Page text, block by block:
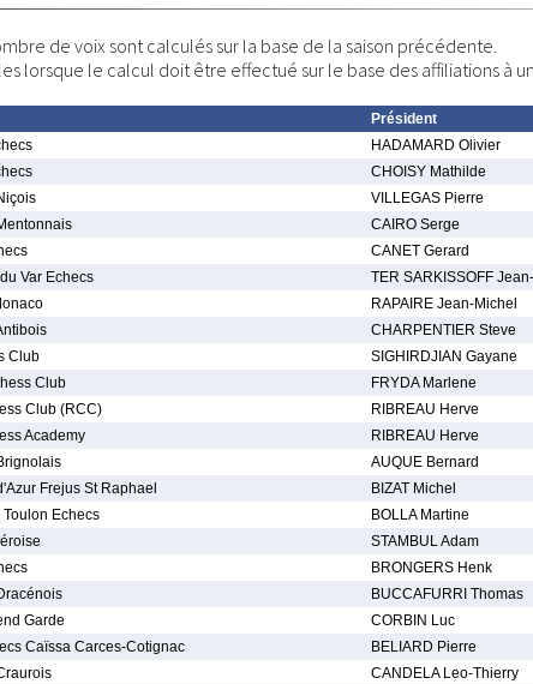
de voix sont calculés sur la base de la saison précédente.
lorsque le calcul doit être effectué sur le base des affiliations à
Président
HADAMARD Olivier
CHOISY Mathilde
VILLEGAS Pierre
CAIRO Serge
CANET Gerard
Var Echecs TER SARKISSOFF
RAPAIRE Jean-Michel
CHARPENTIER Steve
Club SIGHIRDJIAN Gayane
Club FRYDA Marlene
Club (RCC) RIBREAU Herve
Academy RIBREAU Herve
AUQUE Bernard
Frejus St Raphael BIZAT Michel
Toulon Echecs BOLLA Martine
STAMBUL Adam
BRONGERS Henk
BUCCAFURRI Thomas
Garde CORBIN Luc
Caïssa Carces-Cotignac BELIARD Pierre
CANDELA Leo-Thierry